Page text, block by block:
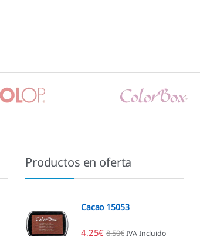
Productos en oferta
Cacao 15053
4,25€ 8,50€ IVA Incluido